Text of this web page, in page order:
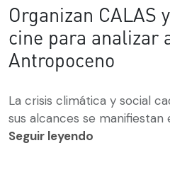
Organizan CALAS
cine para analizar
Antropoceno
La crisis climática y social
sus alcances se manifiestan
Seguir leyendo